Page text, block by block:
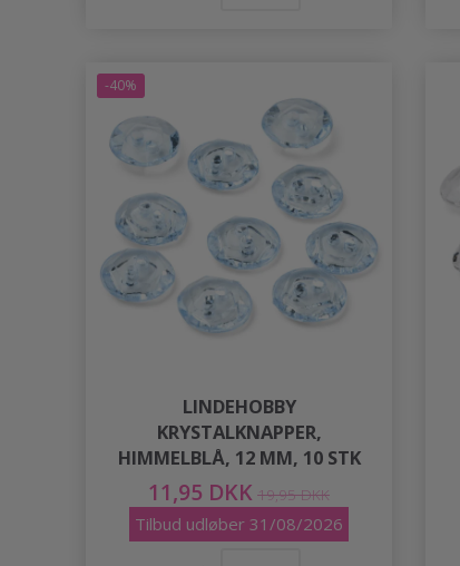
-40%
LINDEHOBBY
KRYSTALKNAPPER,
HIMMELBLÅ, 12 MM, 10 STK
11,95 DKK 19,95 DKK
Tilbud udløber 31/08/2026